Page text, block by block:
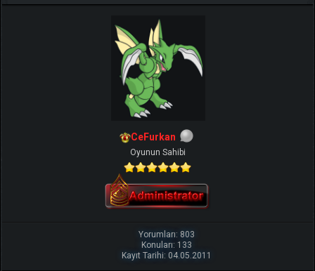
CeFurkan
Oyunun Sahibi
Yorumları: 803
Konuları: 133
Kayıt Tarihi: 04.05.2011